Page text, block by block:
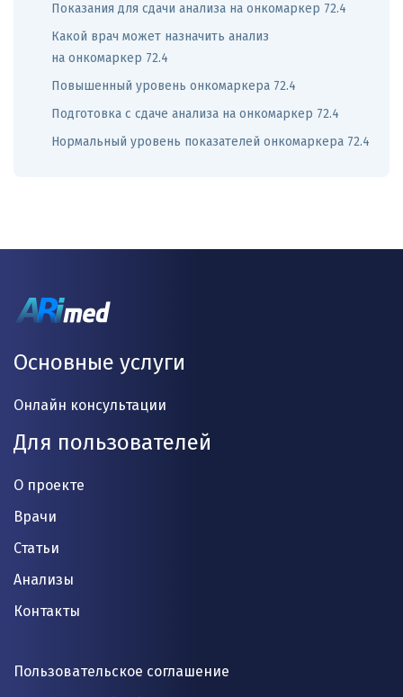
Показания для сдачи анализа на онкомаркер 72.4
Какой врач может назначить анализ
на онкомаркер 72.4
Повышенный уровень онкомаркера 72.4
Подготовка с сдаче анализа на онкомаркер 72.4
Нормальный уровень показателей онкомаркера 72.4
Основные услуги
Онлайн консультации
Для пользователей
О проекте
Врачи
Статьи
Анализы
Контакты
Пользовательское соглашение